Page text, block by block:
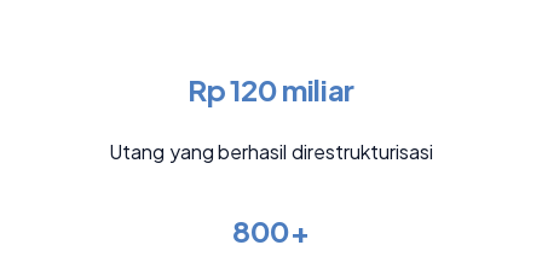
Rp 120 miliar
Utang yang berhasil direstrukturisasi
800+